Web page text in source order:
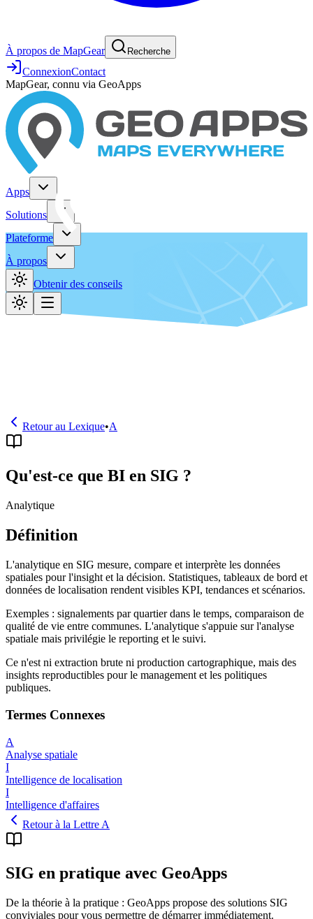
À propos de MapGear Recherche
ConnexionContact
MapGear, connu via GeoApps
Apps
Solutions
Plateforme
À propos
Obtenir des conseils
Retour au Lexique•A
Qu'est-ce que BI en SIG ?
Analytique
Définition
L'analytique en SIG mesure, compare et interprète les données
spatiales pour l'insight et la décision. Statistiques, tableaux de bord et
données de localisation rendent visibles KPI, tendances et scénarios.
Exemples : signalements par quartier dans le temps, comparaison de
qualité de vie entre communes. L'analytique s'appuie sur l'analyse
spatiale mais privilégie le reporting et le suivi.
Ce n'est ni extraction brute ni production cartographique, mais des
insights reproductibles pour le management et les politiques
publiques.
Termes Connexes
A
Analyse spatiale
I
Intelligence de localisation
I
Intelligence d'affaires
Retour à la Lettre A
SIG en pratique avec GeoApps
De la théorie à la pratique : GeoApps propose des solutions SIG
conviviales pour vous permettre de démarrer immédiatement.